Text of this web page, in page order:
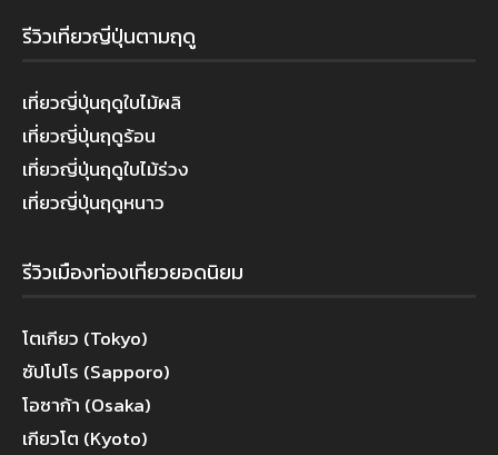
รีวิวเที่ยวญี่ปุ่นตามฤดู
เที่ยวญี่ปุ่นฤดูใบไม้ผลิ
เที่ยวญี่ปุ่นฤดูร้อน
เที่ยวญี่ปุ่นฤดูใบไม้ร่วง
เที่ยวญี่ปุ่นฤดูหนาว
รีวิวเมืองท่องเที่ยวยอดนิยม
โตเกียว (Tokyo)
ซัปโปโร (Sapporo)
โอซาก้า (Osaka)
เกียวโต (Kyoto)